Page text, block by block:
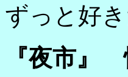
ずっと好き
『夜市』